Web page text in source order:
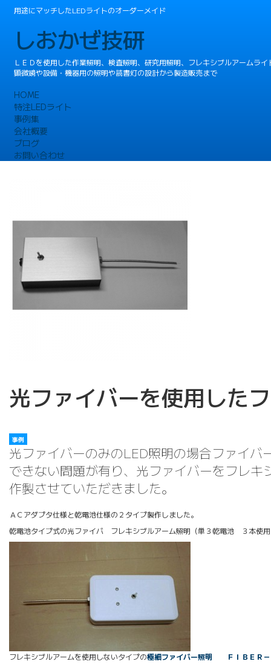
用途にマッチしたLEDライトのオーダーメイド
しおかぜ技研
ＬＥＤを使用した作業照明、検査照明、研究用照明、フレキシブルアームライ
顕微鏡や設備・機器用の照明や読書灯の設計から製造販売まで
HOME
特注LEDライト
事例集
会社概要
ブログ
お問い合わせ
光ファイバーを使用した
事例
光ファイバーのみのLED照明の場合ファイ
できない問題が有り、光ファイバーをフレ
作製させていただきました。
ＡＣアダプタ仕様と乾電池仕様の２タイプ製作しました。
乾電池タイプ式の光ファイバ フレキシブルアーム照明（単３乾電池 ３本使
フレキシブルアームを使用しないタイプの極細ファイバー照明 ＦＩＢＥＲ－